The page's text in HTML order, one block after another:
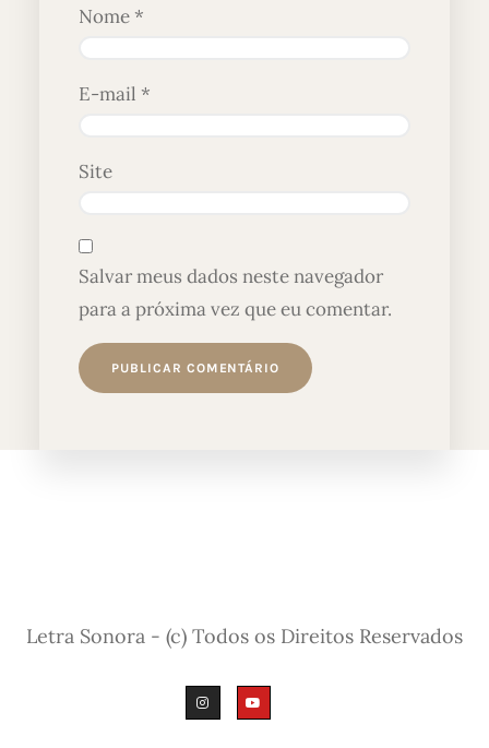
Nome*
E-mail *
Site
Salvar meus dados neste navegador
para a próxima vez que eu comentar.
Letra Sonora - (c) Todos os Direitos Reservados